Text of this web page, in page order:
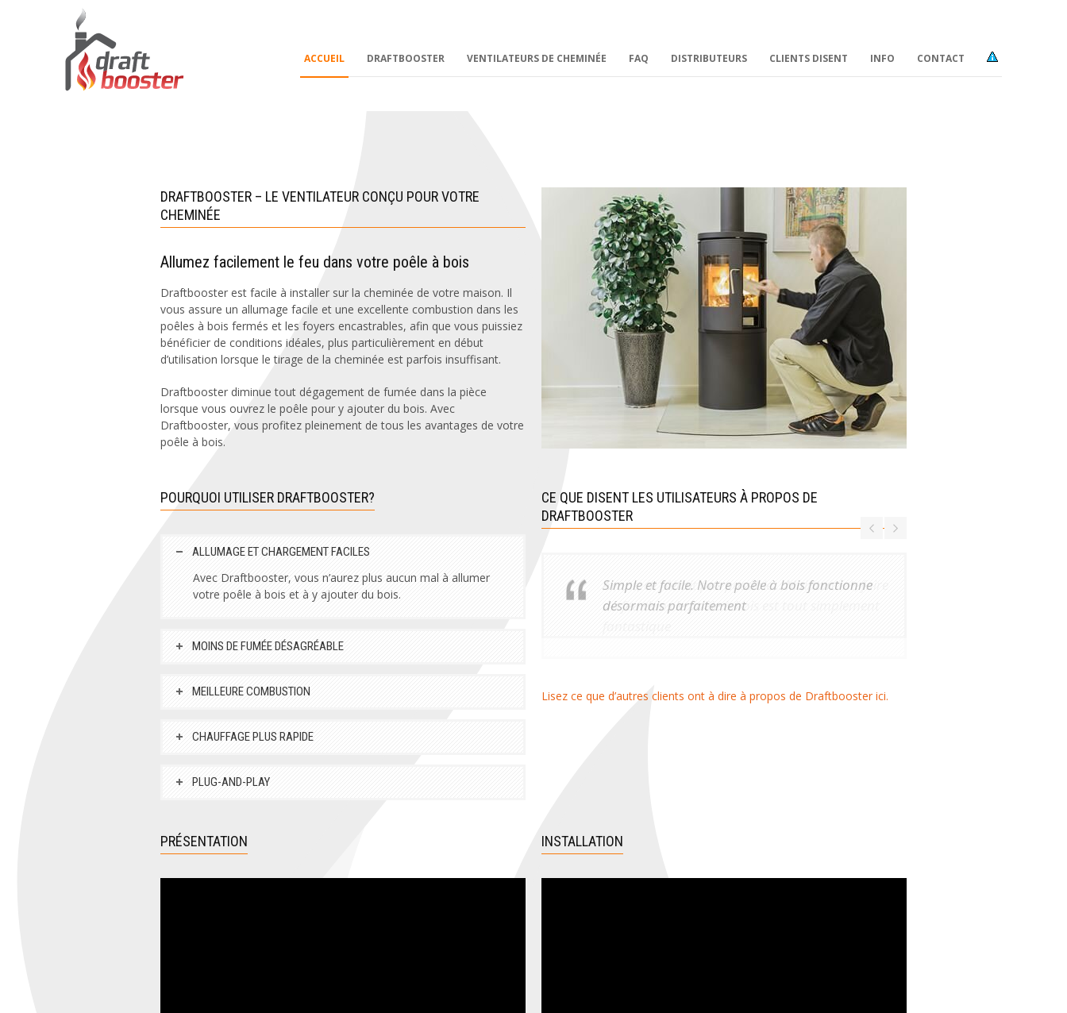
ACCUEIL DRAFTBOOSTER VENTILATEURS DE CHEMINÉE FAQ DISTRIBUTEURS CLIENTS DISENT INFO CONTACT
DRAFTBOOSTER – LE VENTILATEUR CONÇU POUR VOTRE
CHEMINÉE
Allumez facilement le feu dans votre poêle à bois
Draftbooster est facile à installer sur la cheminée de votre maison. Il
vous assure un allumage facile et une excellente combustion dans les
poêles à bois fermés et les foyers encastrables, afin que vous puissiez
bénéficier de conditions idéales, plus particulièrement en début
d’utilisation lorsque le tirage de la cheminée est parfois insuffisant.
Draftbooster diminue tout dégagement de fumée dans la pièce
lorsque vous ouvrez le poêle pour y ajouter du bois. Avec
Draftbooster, vous profitez pleinement de tous les avantages de votre
poêle à bois.
POURQUOI UTILISER DRAFTBOOSTER?
ALLUMAGE ET CHARGEMENT FACILES
Avec Draftbooster, vous n’aurez plus aucun mal à allumer
votre poêle à bois et à y ajouter du bois.
MOINS DE FUMÉE DÉSAGRÉABLE
MEILLEURE COMBUSTION
CHAUFFAGE PLUS RAPIDE
PLUG-AND-PLAY
CE QUE DISENT LES UTILISATEURS À PROPOS DE
DRAFTBOOSTER
Simple et facile. Notre poêle à bois fonctionne
désormais parfaitement
Lisez ce que d’autres clients ont à dire à propos de Draftbooster ici.
PRÉSENTATION INSTALLATION